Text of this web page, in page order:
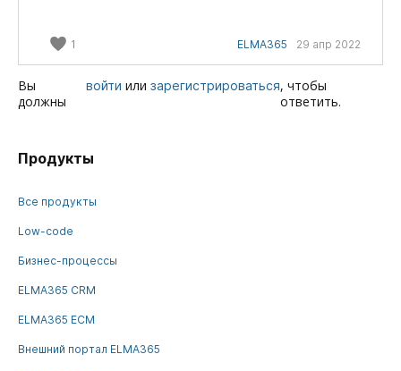
1 ELMA365 29 апр 2022
Вы
должны
войти илизарегистрироваться, чтобы
ответить.
Продукты
Все продукты
Low-code
Бизнес-процессы
ELMA365 CRM
ELMA365 ECM
Внешний портал ELMA365